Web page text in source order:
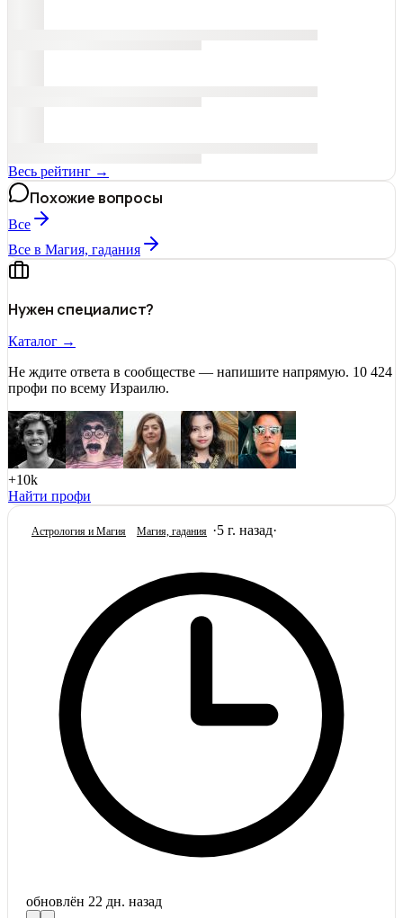
Весь рейтинг →
Похожие вопросы
Все
Все в Магия, гадания
Нужен специалист?
Каталог →
Не ждите ответа в сообществе — напишите напрямую. 10 424
профи по всему Израилю.
+10k
Найти профи
Астрология и Магия Магия, гадания ·5 г. назад·
обновлён 22 дн. назад